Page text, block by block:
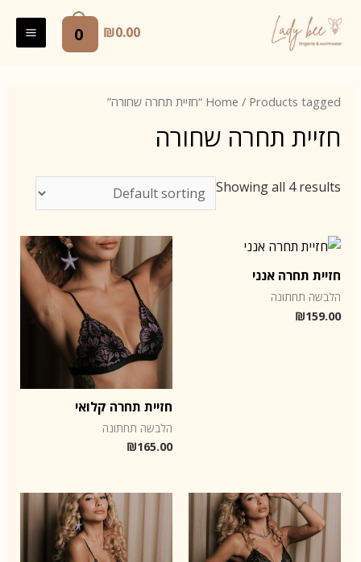
לתוכן
₪0.00
0
Home / Products tagged “חזיית תחרה שחורה”
חזיית תחרה שחורה
Showing all 4 results
חזיית תחרה אנני
הלבשה תחתונה
₪159.00
חזיית תחרה קלואי
הלבשה תחתונה
₪165.00